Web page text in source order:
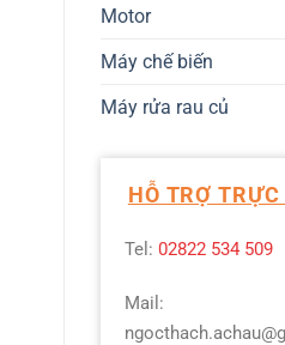
Motor
Máy chế biến
Máy rửa rau củ
HỖ TRỢ TRỰC
Tel: 02822 534 509
Mail: